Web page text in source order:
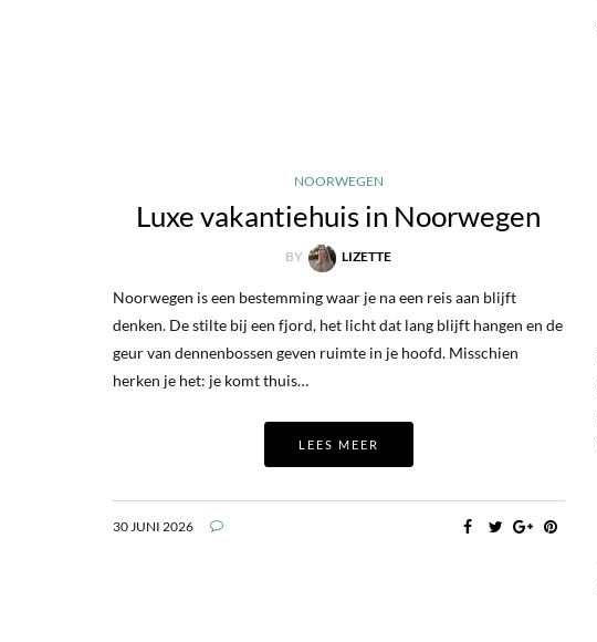
NOORWEGEN
Luxe vakantiehuis in Noorwegen
BY LIZETTE
Noorwegen is een bestemming waar je na een reis aan blijft
denken. De stilte bij een fjord, het licht dat lang blijft hangen en de
geur van dennenbossen geven ruimte in je hoofd. Misschien
herken je het: je komt thuis…
LEES MEER
30 JUNI 2026